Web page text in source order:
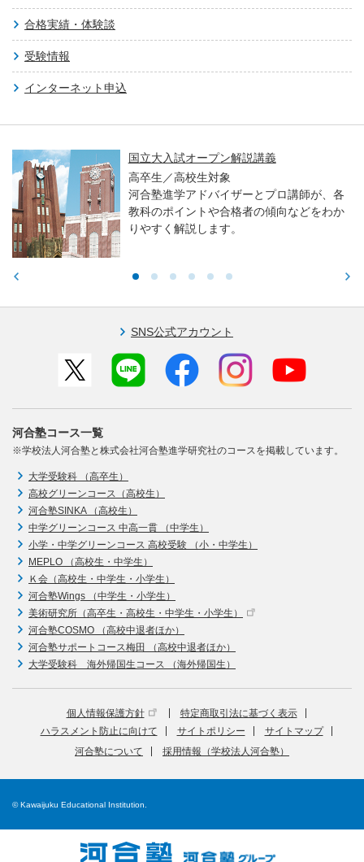
合格実績・体験談
受験情報
インターネット申込
国立大入試オープン解説講義
高卒生／高校生対象
河合塾進学アドバイザーとプロ講師が、各
教科のポイントや合格者の傾向などをわか
りやすく解説します。
SNS公式アカウント
河合塾コース一覧
※学校法人河合塾と株式会社河合塾進学研究社のコースを掲載しています。
大学受験科 （高卒生）
高校グリーンコース（高校生）
河合塾SINKA （高校生）
中学グリーンコース 中高一貫 （中学生）
小学・中学グリーンコース 高校受験 （小・中学生）
MEPLO （高校生・中学生）
Ｋ会（高校生・中学生・小学生）
河合塾Wings （中学生・小学生）
美術研究所（高卒生・高校生・中学生・小学生）
河合塾COSMO （高校中退者ほか）
河合塾サポートコース梅田 （高校中退者ほか）
大学受験科 海外帰国生コース （海外帰国生）
個人情報保護方針
特定商取引法に基づく表示
ハラスメント防止に向けて
サイトポリシー
サイトマップ
河合塾について
採用情報（学校法人河合塾）
© Kawaijuku Educational Institution.